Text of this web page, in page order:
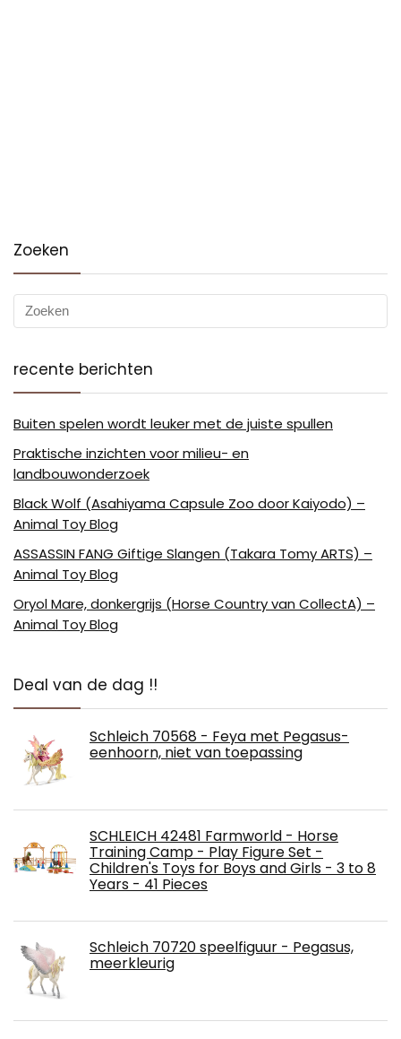
Zoeken
recente berichten
Buiten spelen wordt leuker met de juiste spullen
Praktische inzichten voor milieu- en
landbouwonderzoek
Black Wolf (Asahiyama Capsule Zoo door Kaiyodo) –
Animal Toy Blog
ASSASSIN FANG Giftige Slangen (Takara Tomy ARTS) –
Animal Toy Blog
Oryol Mare, donkergrijs (Horse Country van CollectA) –
Animal Toy Blog
Deal van de dag !!
Schleich 70568 - Feya met Pegasus-
eenhoorn, niet van toepassing
SCHLEICH 42481 Farmworld - Horse
Training Camp - Play Figure Set -
Children's Toys for Boys and Girls - 3 to 8
Years - 41 Pieces
Schleich 70720 speelfiguur - Pegasus,
meerkleurig